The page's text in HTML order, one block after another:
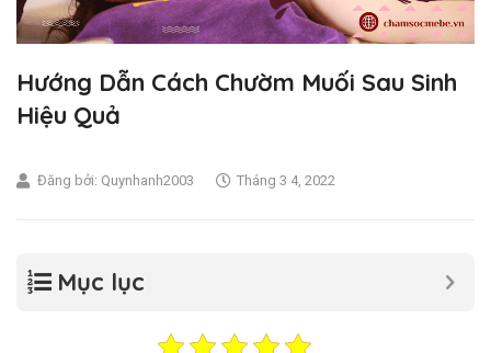
Hướng Dẫn Cách Chườm Muối Sau Sinh
Hiệu Quả
Đăng bởi: Quynhanh2003 Tháng 3 4, 2022
Mục lục